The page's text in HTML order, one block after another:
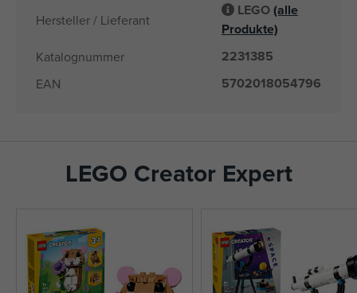
Hersteller / Lieferant
LEGO(alle
Produkte)
Katalognummer 2231385
EAN 5702018054796
LEGO Creator Expert